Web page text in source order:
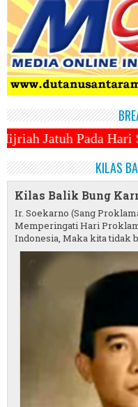
1 Maret 2025
KILAS
Kilas Balik Bung
Ir. Soekarno (Sang
Memperingati Hari
Indonesia, Maka kita tidak